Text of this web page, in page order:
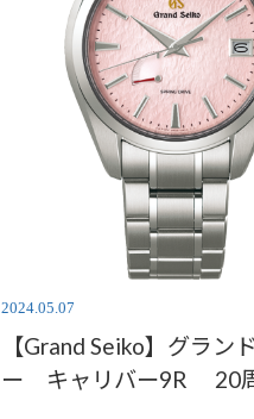
2024.05.07
【Grand Seiko】グラン
ー キャリバー9R 20